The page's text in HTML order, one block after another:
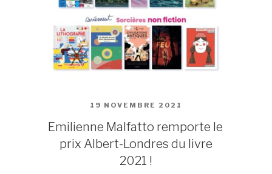
PUBLIÉ
19 NOVEMBRE 2021
Emilienne Malfatto remporte le
prix Albert-Londres du livre
2021 !